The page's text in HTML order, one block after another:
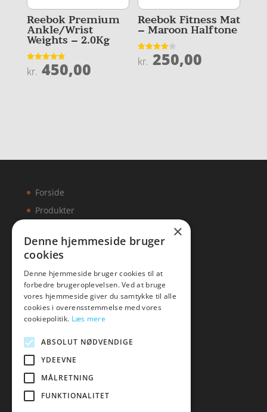
Reebok Premium
Ankle/Wrist
Weights – 2.0Kg
Vurderet
4.8
kr. 450,00
Reebok Fitness Mat
– Maroon Halftone
Vurderet
3.9
kr. 250,00
Forside
Produkter
Artikler
Malawigruppen
Mail:hej@malawigruppen.dk
×
Denne hjemmeside bruger
cookies
Denne hjemmeside bruger cookies til at
forbedre brugeroplevelsen. Ved at bruge
vores hjemmeside giver du samtykke til alle
cookies i overensstemmelse med vores
cookiepolitik. Læs mere
ABSOLUT NØDVENDIGE
YDEEVNE
MÅLRETNING
FUNKTIONALITET